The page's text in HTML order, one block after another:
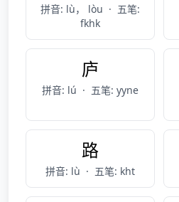
拼音: lù， lòu · 五笔:
fkhk
庐
拼音: lú · 五笔: yyne
路
拼音: lù · 五笔: kht